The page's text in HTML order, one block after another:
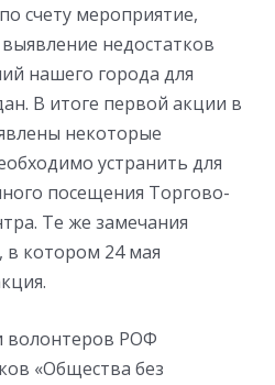
счету мероприятие,
недостатков
нашего города для
В итоге первой акции в
некоторые
устранить для
посещения Торгово-
Те же замечания
в котором 24 мая
волонтеров РОФ
«Общества без